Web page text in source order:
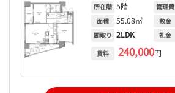
所在階 5階
面積 55.08㎡
間取り 2LDK
賃料 240,000円
管理費
敷金
礼金